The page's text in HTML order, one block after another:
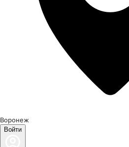
Воронеж
Войти